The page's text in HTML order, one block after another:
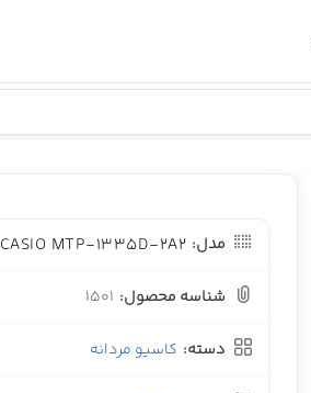
مدل: CASIO MTP-1335D-2A2
شناسه محصول: 1501
دسته: کاسیو مردانه